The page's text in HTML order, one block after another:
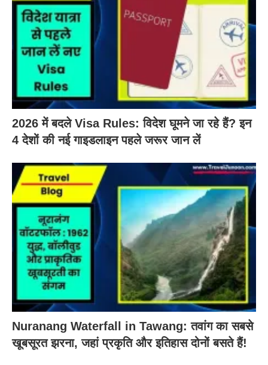
2026 में बदले Visa Rules: विदेश घूमने जा रहे हैं? इन
4 देशों की नई गाइडलाइन पहले जरूर जान लें
Nuranang Waterfall in Tawang: तवांग का सबसे
खूबसूरत झरना, जहां प्रकृति और इतिहास दोनों बसते हैं!